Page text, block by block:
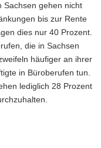
Sachsen gehen nicht
bis zur Rente
dies nur 40 Prozent.
die in Sachsen
häufiger an ihrer
in Büroberufen tun.
lediglich 28 Prozent